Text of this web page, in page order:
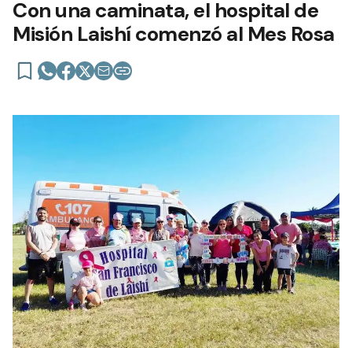
Con una caminata, el hospital de
Misión Laishí comenzó al Mes Rosa